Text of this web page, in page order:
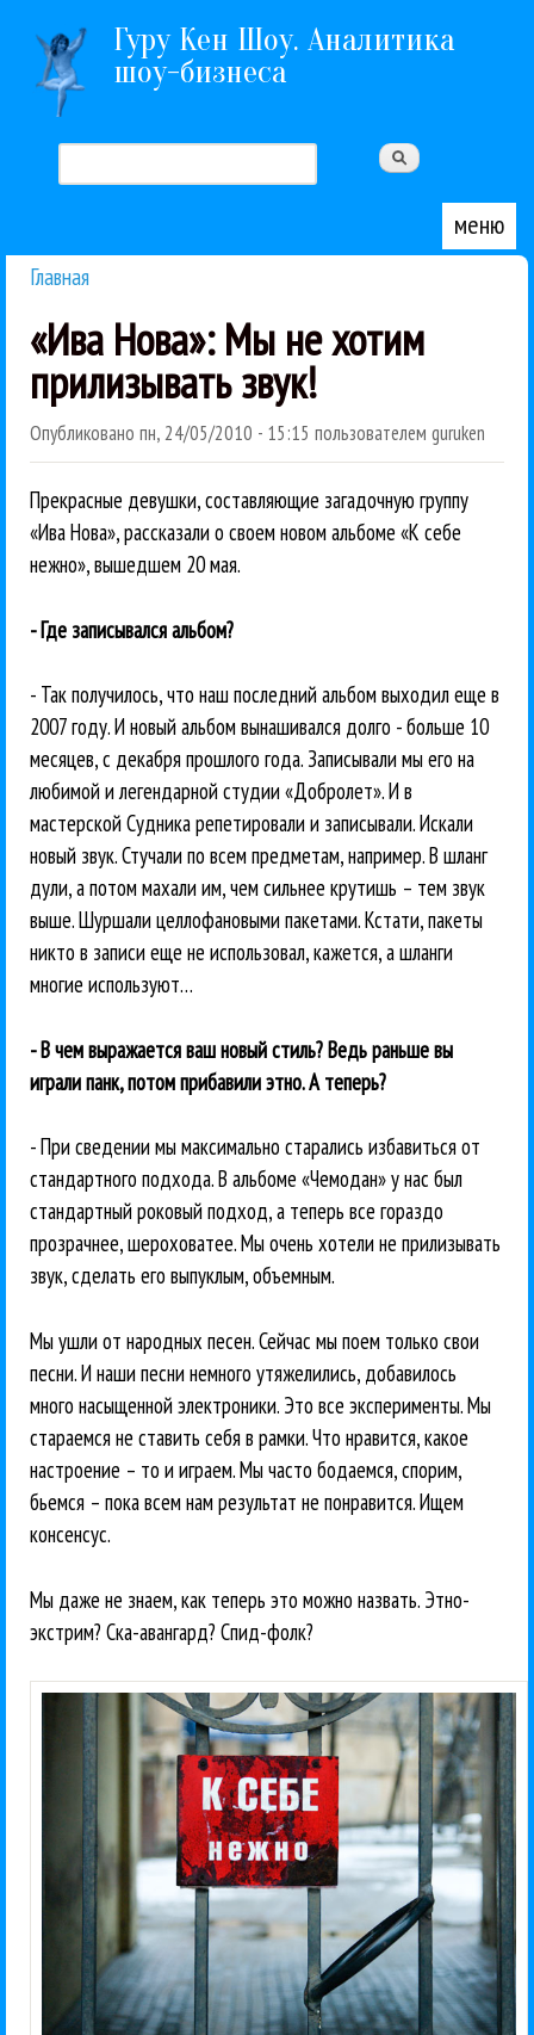
Перейти к основному содержанию
Гуру Кен Шоу. Аналитика
шоу-бизнеса
Форма поиска
меню
Главная
«Ива Нова»: Мы не хотим
прилизывать звук!
Опубликовано пн, 24/05/2010 - 15:15 пользователем guruken
Прекрасные девушки, составляющие загадочную группу
«Ива Нова», рассказали о своем новом альбоме «К себе
нежно», вышедшем 20 мая.
- Где записывался альбом?
- Так получилось, что наш последний альбом выходил еще в
2007 году. И новый альбом вынашивался долго - больше 10
месяцев, с декабря прошлого года. Записывали мы его на
любимой и легендарной студии «Добролет». И в
мастерской Судника репетировали и записывали. Искали
новый звук. Стучали по всем предметам, например. В шланг
дули, а потом махали им, чем сильнее крутишь – тем звук
выше. Шуршали целлофановыми пакетами. Кстати, пакеты
никто в записи еще не использовал, кажется, а шланги
многие используют…
- В чем выражается ваш новый стиль? Ведь раньше вы
играли панк, потом прибавили этно. А теперь?
- При сведении мы максимально старались избавиться от
стандартного подхода. В альбоме «Чемодан» у нас был
стандартный роковый подход, а теперь все гораздо
прозрачнее, шероховатее. Мы очень хотели не прилизывать
звук, сделать его выпуклым, объемным.
Мы ушли от народных песен. Сейчас мы поем только свои
песни. И наши песни немного утяжелились, добавилось
много насыщенной электроники. Это все эксперименты. Мы
стараемся не ставить себя в рамки. Что нравится, какое
настроение – то и играем. Мы часто бодаемся, спорим,
бьемся – пока всем нам результат не понравится. Ищем
консенсус.
Мы даже не знаем, как теперь это можно назвать. Этно-
экстрим? Ска-авангард? Спид-фолк?